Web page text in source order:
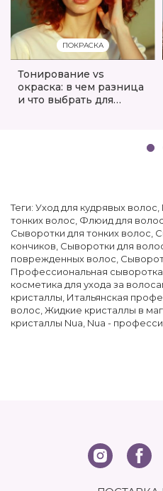
ПОКРАСКА
Тонирование vs
окраска: в чем разница
и что выбрать для
Теги: Уход для кудрявых волос,
тонких волос, Флюид для
Сыворотки для тонких волос,
кончиков, Сыворотки для
поврежденных волос,
Профессиональная сыворотка
косметика для ухода за
кристаллы, Итальянская
волос,Жидкие кристаллы в
кристаллы Nua, Nua -